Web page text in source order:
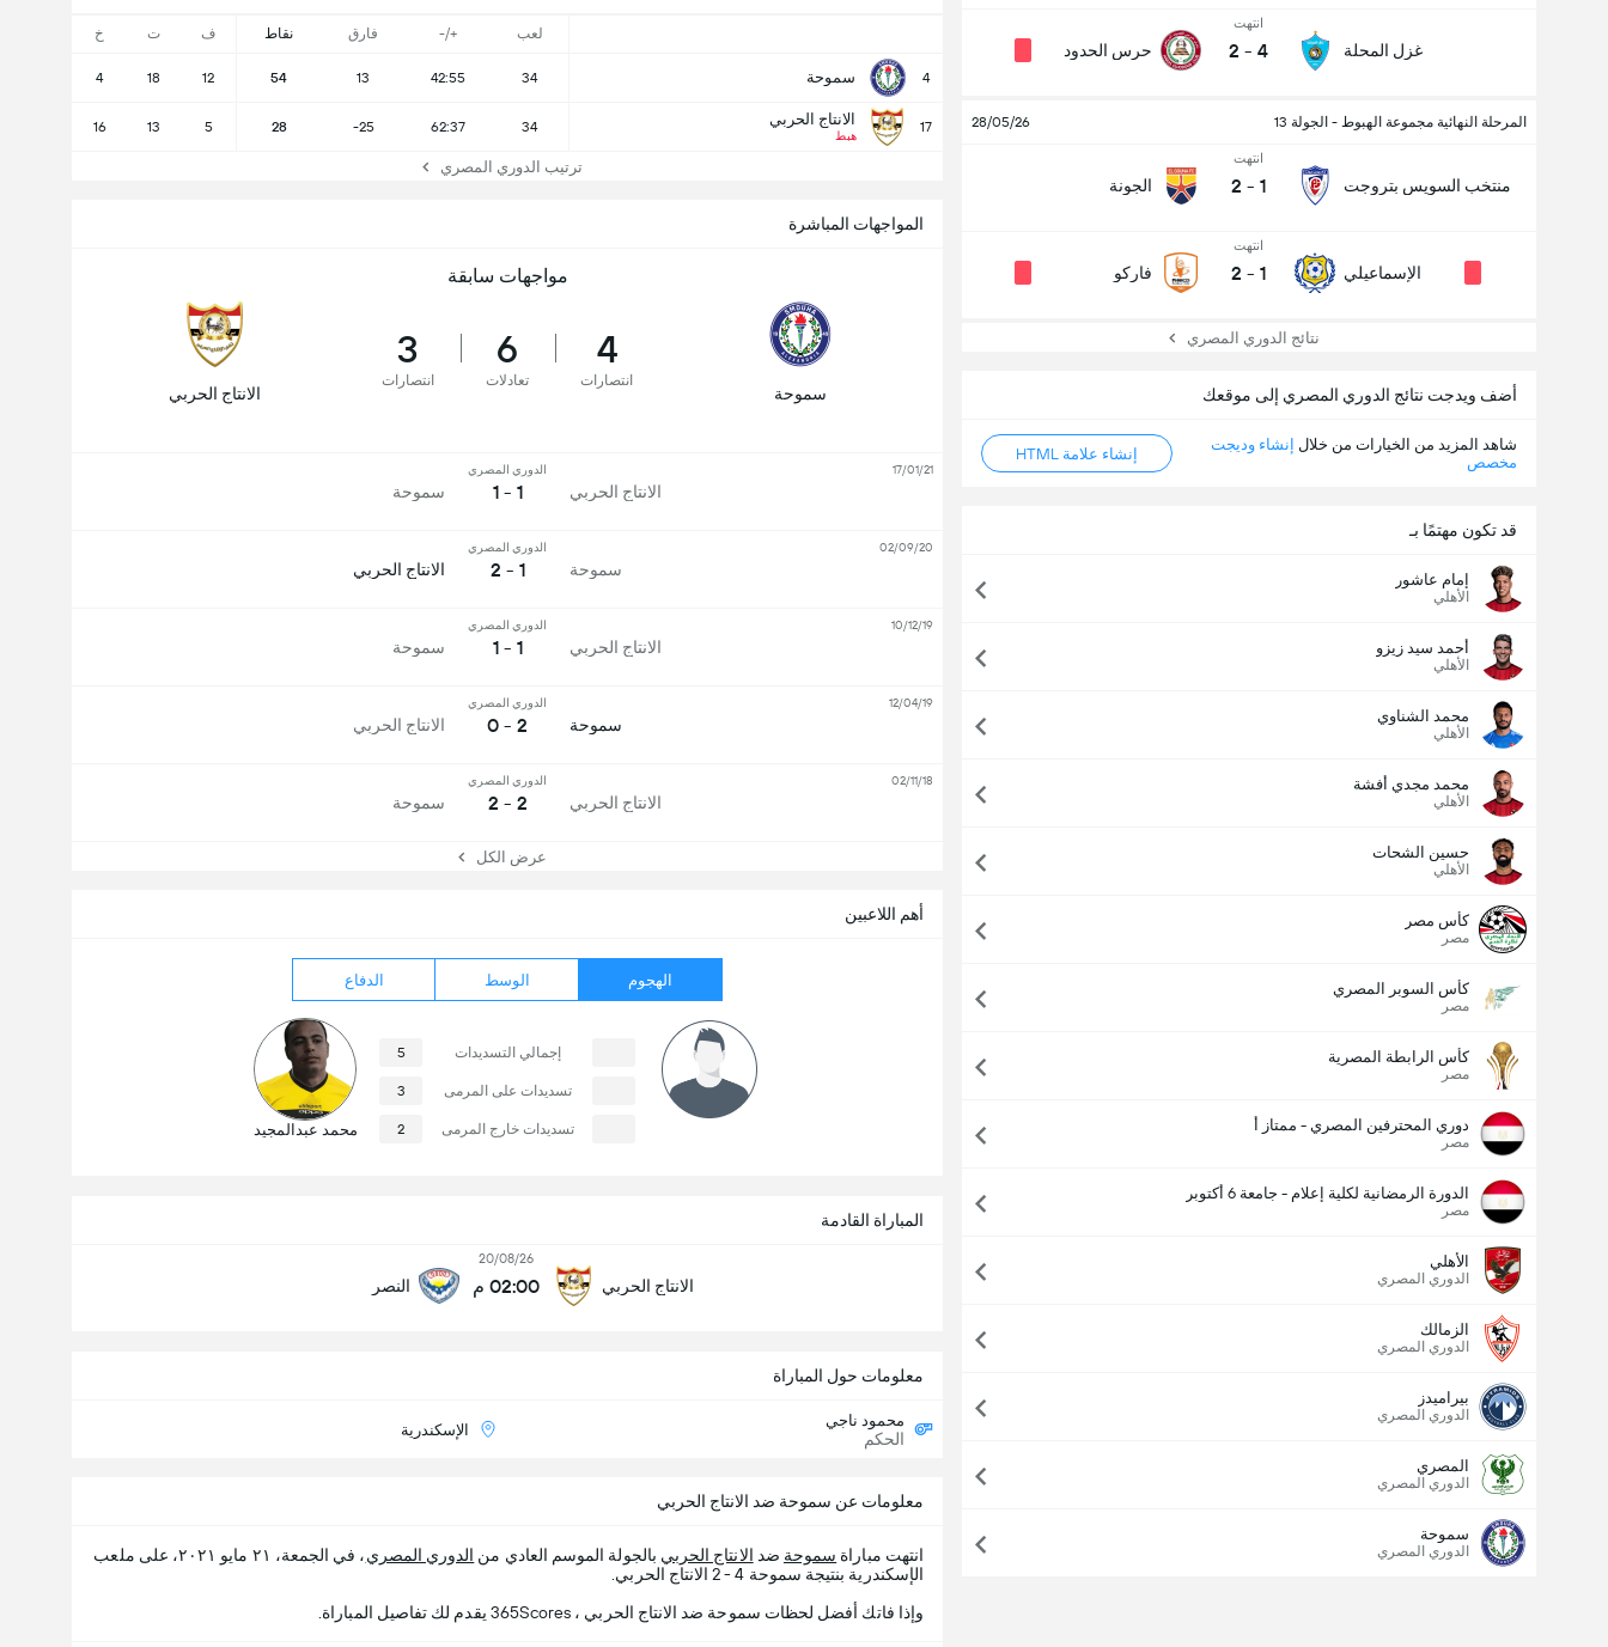
غزل المحلة
انتهت
4
-
2 حرس الحدود
المرحلة النهائية مجموعة الهبوط - الجولة 13 28/05/26
منتخب السويس بتروجت
انتهت
1
-
2 الجونة
الإسماعيلي
انتهت
1
-
2 فاركو
نتائج الدوري المصري
أضف ويدجت نتائج الدوري المصري إلى موقعك
شاهد المزيد من الخيارات من خلال إنشاء وديجت
مخصص
إنشاء علامة HTML
قد تكون مهتمًا بـ
إمام عاشور
الأهلي
أحمد سيد زيزو
الأهلي
محمد الشناوي
الأهلي
محمد مجدي أفشة
الأهلي
حسين الشحات
الأهلي
كأس مصر
مصر
كأس السوبر المصري
مصر
كأس الرابطة المصرية
مصر
دوري المحترفين المصري - ممتاز أ
مصر
الدورة الرمضانية لكلية إعلام - جامعة 6 أكتوبر
مصر
الأهلي
الدوري المصري
الزمالك
الدوري المصري
بيراميدز
الدوري المصري
المصري
الدوري المصري
سموحة
الدوري المصري
المباراة القادمة
الانتاج الحربي
20/08/26
02:00 م النصر
أهم اللاعبين
الهجوم الوسط الدفاع
إجمالي التسديدات 5
تسديدات على المرمى 3
تسديدات خارج المرمى 2 محمد عبدالمجيد
معلومات حول المباراة
محمود ناجي
الحكم الإسكندرية
لعب +/- فارق نقاط ف ت خ
4 سموحة 34
42:55
13
54
12
18
4
17 الانتاج الحربي
هبط
34
62:37
-25
28
5
13
16
ترتيب الدوري المصري
المواجهات المباشرة
مواجهات سابقة
سموحة
4
انتصارات
6
تعادلات
3
انتصارات
الانتاج الحربي
الانتاج الحربي
الدوري المصري
1 - 1 سموحة
17/01/21
سموحة
الدوري المصري
1 - 2 الانتاج الحربي
02/09/20
الانتاج الحربي
الدوري المصري
1 - 1 سموحة
10/12/19
سموحة
الدوري المصري
2 - 0 الانتاج الحربي
12/04/19
الانتاج الحربي
الدوري المصري
2 - 2 سموحة
02/11/18
عرض الكل
معلومات عن سموحة ضد الانتاج الحربي
انتهت مباراة سموحة ضد الانتاج الحربي بالجولة الموسم العادي من الدوري المصري
، في الجمعة، ٢١ مايو ٢٠٢١، على ملعب
الإسكندرية بنتيجة سموحة 4 - 2 الانتاج الحربي.
وإذا فاتك أفضل لحظات سموحة ضد الانتاج الحربي ، 365Scores يقدم لك تفاصيل المباراة.